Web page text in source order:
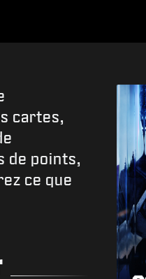
cartes,
de points,
ce que